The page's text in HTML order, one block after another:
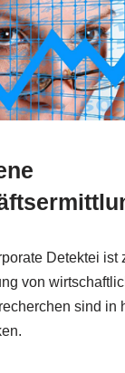
Detektei ist
von
sind in